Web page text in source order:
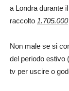
a Londra durante
raccolto 1.705.000
Non male se si
del periodo estivo
tv per uscire o